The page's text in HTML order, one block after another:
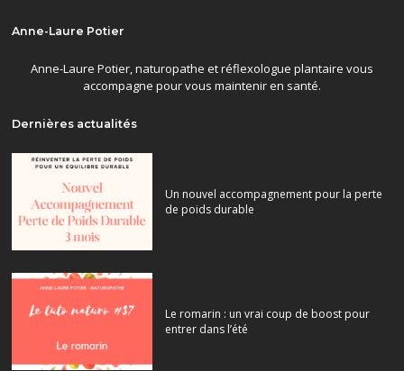
Anne-Laure Potier
Anne-Laure Potier, naturopathe et réflexologue plantaire vous
accompagne pour vous maintenir en santé.
Dernières actualités
Un nouvel accompagnement pour la perte
de poids durable
Le romarin : un vrai coup de boost pour
entrer dans l’été